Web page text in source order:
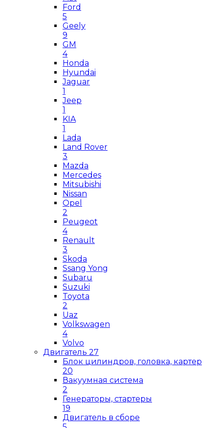
Ford
5
Geely
9
GM
4
Honda
Hyundai
Jaguar
1
Jeep
1
KIA
1
Lada
Land Rover
3
Mazda
Mercedes
Mitsubishi
Nissan
Opel
2
Peugeot
4
Renault
3
Skoda
Ssang Yong
Subaru
Suzuki
Toyota
2
Uaz
Volkswagen
4
Volvo
Двигатель 27
Блок цилиндров, головка, картер
20
Вакуумная система
2
Генераторы, стартеры
19
Двигатель в сборе